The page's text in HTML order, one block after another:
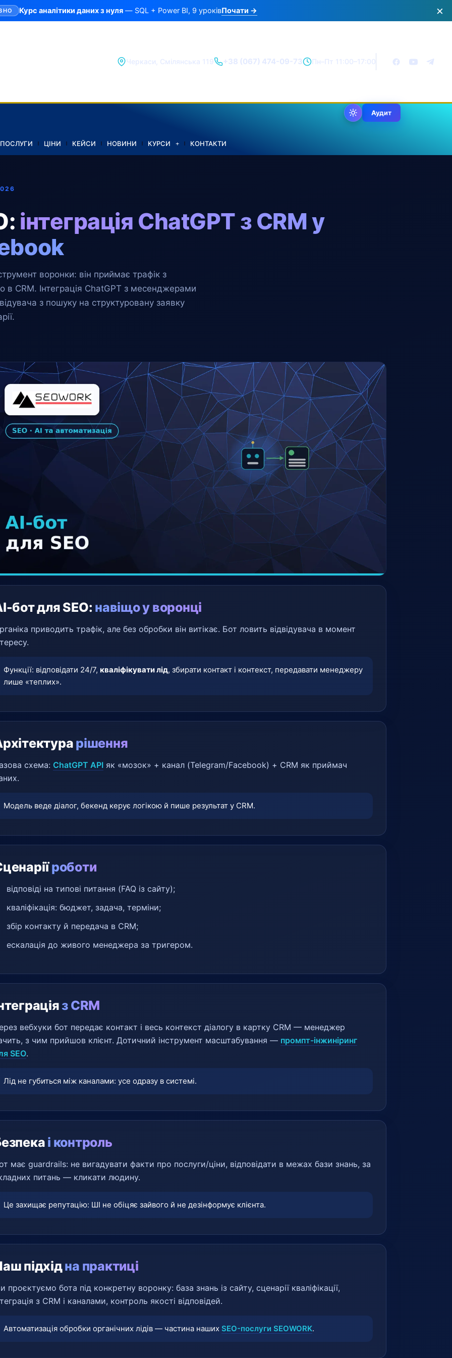
Курс аналітики даних з нуля— SQL + Power BI, 9 уроківПочати → ×
Черкаси, Смілянська 119 +38 (067) 474-09-73 Пн–Пт 11:00–17:00
Аудит
ПОСЛУГИ ЦІНИ КЕЙСИ НОВИНИ КУРСИ КОНТАКТИ
інтеграція ChatGPT з CRM у
воронки: він приймає трафік з
в CRM. Інтеграція ChatGPT з месенджерами
з пошуку на структуровану заявку
бот для SEO: навіщо у воронці
приводить трафік, але без обробки він витікає. Бот ловить відвідувача в момент
Функції: відповідати 24/7, кваліфікувати лід, збирати контакт і контекст, передавати менеджеру
лише «теплих».
рішення
схема: ChatGPT API як «мозок» + канал (Telegram/Facebook) + CRM як приймач
Модель веде діалог, бекенд керує логікою й пише результат у CRM.
роботи
відповіді на типові питання (FAQ із сайту);
кваліфікація: бюджет, задача, терміни;
збір контакту й передача в CRM;
ескалація до живого менеджера за тригером.
з CRM
вебхуки бот передає контакт і весь контекст діалогу в картку CRM — менеджер
з чим прийшов клієнт. Дотичний інструмент масштабування — промпт-інжиніринг
SEO.
Лід не губиться між каналами: усе одразу в системі.
і контроль
має guardrails: не вигадувати факти про послуги/ціни, відповідати в межах бази знань, за
питань — кликати людину.
Це захищає репутацію: ШІ не обіцяє зайвого й не дезінформує клієнта.
підхідна практиці
проєктуємо бота під конкретну воронку: база знань із сайту, сценарії кваліфікації,
з CRM і каналами, контроль якості відповідей.
Автоматизація обробки органічних лідів — частина наших SEO-послуги SEOWORK.